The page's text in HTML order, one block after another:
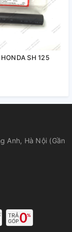
SH 125
Anh, Hà Nội (Gần